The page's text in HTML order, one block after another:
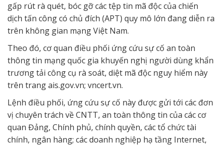
gấp rút rà quét, bóc gỡ các tệp tin mã độc của chiến
dịch tấn công có chủ đích (APT) quy mô lớn đang diễn ra
trên không gian mạng Việt Nam.
Theo đó, cơ quan điều phối ứng cứu sự cố an toàn
thông tin mạng quốc gia khuyến nghị người dùng khẩn
trương tải công cụ rà soát, diệt mã độc nguy hiểm này
trên trang ais.gov.vn; vncert.vn.
Lệnh điều phối, ứng cứu sự cố này được gửi tới các đơn
vị chuyên trách về CNTT, an toàn thông tin của các cơ
quan Đảng, Chính phủ, chính quyền, các tổ chức tài
chính, ngân hàng; các doanh nghiệp hạ tầng Internet,